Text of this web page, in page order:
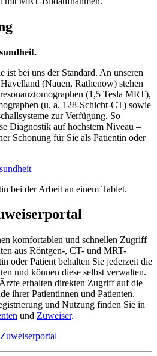
ist bei uns der Standard. An unseren
(Nauen, Rathenow) stehen
(1,5 Tesla MRT),
(u. a. 128-Schicht-CT) sowie
zur Verfügung. So
Diagnostik auf höchstem Niveau –
Schonung für Sie als Patientin oder
komfortablen und schnellen Zugriff
aus Röntgen-, CT- und MRT-
oder Patient behalten Sie jederzeit die
und können diese selbst verwalten.
erhalten direkten Zugriff auf die
ihrer Patientinnen und Patienten.
und Nutzung finden Sie in
und Zuweiser.